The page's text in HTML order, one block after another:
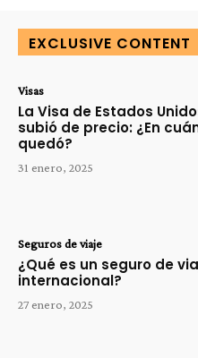
EXCLUSIVE CONTENT
Visas
La Visa de Estados
subió de precio: ¿En
quedó?
31 enero, 2025
Seguros de viaje
¿Qué es un seguro de
internacional?
27 enero, 2025